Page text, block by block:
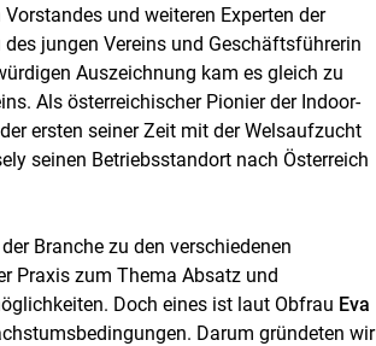
und weiteren Experten der
des jungen Vereins und Geschäftsführerin
Auszeichnung kam es gleich zu
Als österreichischer Pionier der Indoor-
ersten seiner Zeit mit der Welsaufzucht
seinen Betriebsstandort nach Österreich
Branche zu den verschiedenen
Praxis zum Thema Absatz und
Doch eines ist laut Obfrau Eva
Darum gründeten wir